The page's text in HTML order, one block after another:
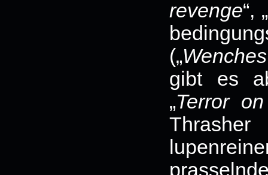
revenge“, „
(„
gibt es
„Terror